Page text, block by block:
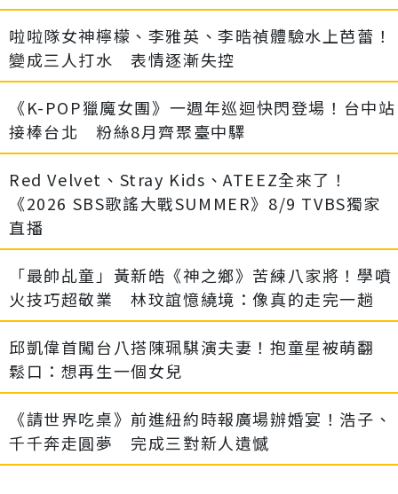
啦啦隊女神檸檬、李雅英、李晧禎體驗水上芭蕾！
變成三人打水 表情逐漸失控
《K-POP獵魔女團》一週年巡迴快閃登場！台中站
接棒台北 粉絲8月齊聚臺中驛
Red Velvet、Stray Kids、ATEEZ全來了！
《2026 SBS歌謠大戰SUMMER》8/9 TVBS獨家
直播
「最帥乩童」黃新皓《神之鄉》苦練八家將！學噴
火技巧超敬業 林玟誼憶繞境：像真的走完一趟
邱凱偉首闖台八搭陳珮騏演夫妻！抱童星被萌翻
鬆口：想再生一個女兒
《請世界吃桌》前進紐約時報廣場辦婚宴！浩子、
千千奔走圓夢 完成三對新人遺憾